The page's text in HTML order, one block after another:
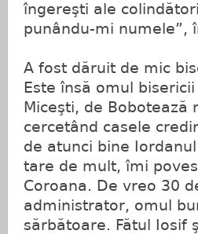
îngereşti ale
punându-mi numele”,
A fost dăruit de mic
Este însă omul
Miceşti, de Bobotează
cercetând casele
de atunci bine
tare de mult, îmi
Coroana. De vreo 30
administrator, omul
sărbătoare. Fătul Iosif